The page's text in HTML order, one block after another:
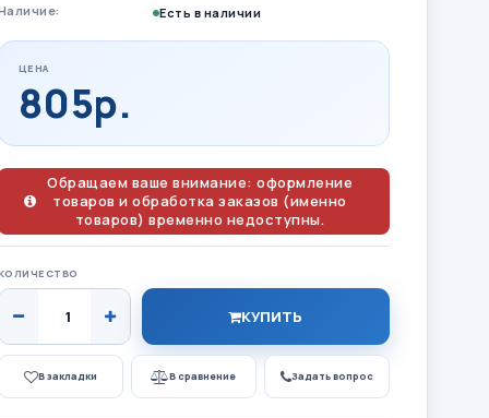
Есть в наличии
ЦЕНА
805р.
Обращаем ваше внимание: оформление
товаров и обработка заказов (именно
товаров) временно недоступны.
КУПИТЬ
В закладки В сравнение Задать вопрос